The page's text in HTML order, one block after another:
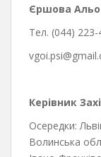
Єршова
Тел. (044)
Керівник
Осередки:
Волинська